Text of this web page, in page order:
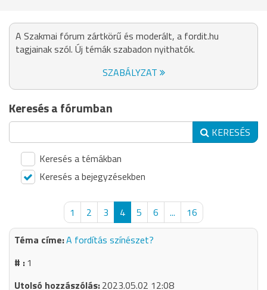
A Szakmai fórum zártkörű és moderált, a fordit.hu
tagjainak szól. Új témák szabadon nyithatók.
SZABÁLYZAT
Keresés a fórumban
KERESÉS
Keresés a témákban
Keresés a bejegyzésekben
1 2 3 4 5 6 ...
16
A fordítás színészet?
1
2023.05.02 12:08